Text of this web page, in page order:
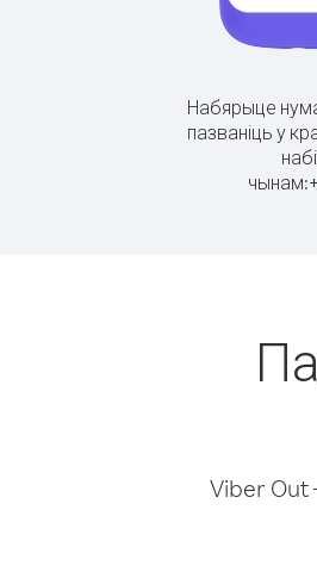
Набярыце
пазваніць у
чынам:+
Viber Out